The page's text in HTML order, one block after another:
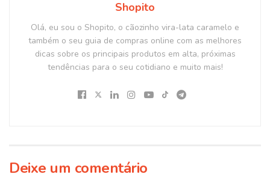
Shopito
Olá, eu sou o Shopito, o cãozinho vira-lata caramelo e
também o seu guia de compras online com as melhores
dicas sobre os principais produtos em alta, próximas
tendências para o seu cotidiano e muito mais!
Deixe um comentário